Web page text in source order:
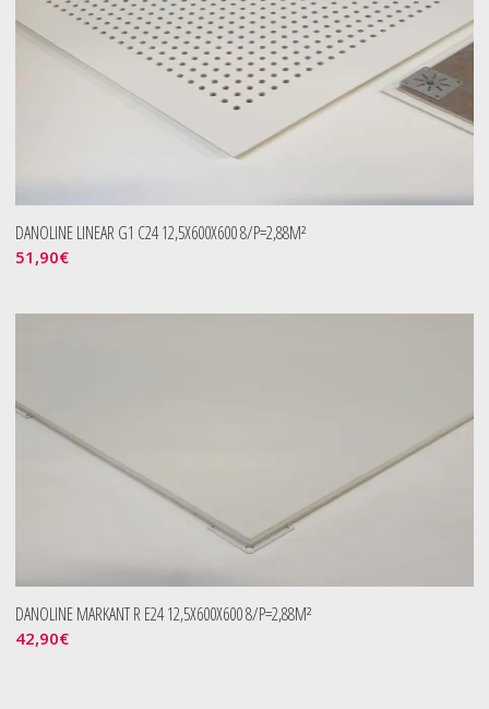
DANOLINE LINEAR G1 C24 12,5X600X600 8/P=2,88M²
51,90€
DANOLINE MARKANT R E24 12,5X600X600 8/P=2,88M²
42,90€